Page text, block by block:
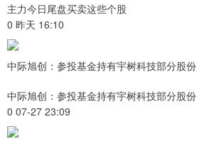
主力今日尾盘买卖这些个股
0 昨天 16:10
中际旭创：参投基金持有宇树科技部分股份
中际旭创：参投基金持有宇树科技部分股份
0 07-27 23:09